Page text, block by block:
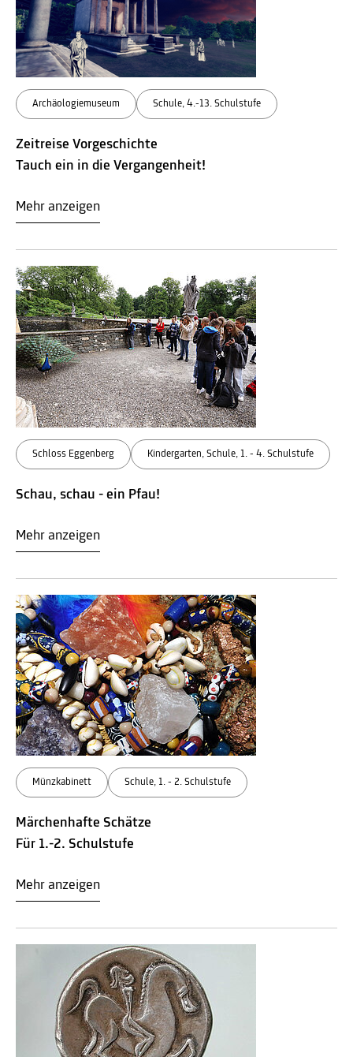
Archäologiemuseum Schule, 4.-13. Schulstufe
Zeitreise Vorgeschichte
Tauch ein in die Vergangenheit!
Mehr anzeigen
Schloss Eggenberg Kindergarten, Schule, 1. - 4. Schulstufe
Schau, schau - ein Pfau!
Mehr anzeigen
Münzkabinett Schule, 1. - 2. Schulstufe
Märchenhafte Schätze
Für 1.-2. Schulstufe
Mehr anzeigen